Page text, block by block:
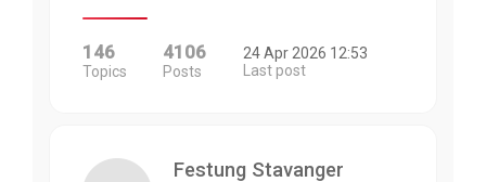
146
Topics
4106
Posts
24 Apr 2026 12:53
Last post
Festung Stavanger